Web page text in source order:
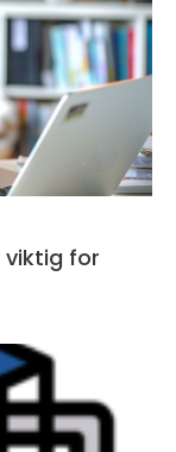
viktig for